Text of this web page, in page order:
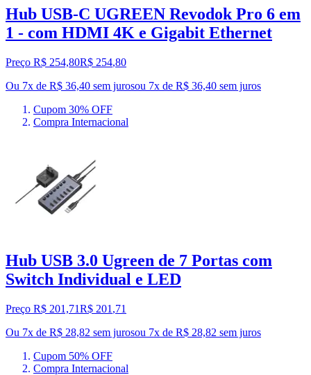
Hub USB-C UGREEN Revodok Pro 6 em
1 - com HDMI 4K e Gigabit Ethernet
Preço R$ 254,80R$ 254,80
Ou 7x de R$ 36,40 sem jurosou 7x de R$ 36,40 sem juros
Cupom 30% OFF
Compra Internacional
Hub USB 3.0 Ugreen de 7 Portas com
Switch Individual e LED
Preço R$ 201,71R$ 201 ,71
Ou 7x de R$ 28,82 sem jurosou 7x de R$ 28,82 sem juros
Cupom 50% OFF
Compra Internacional